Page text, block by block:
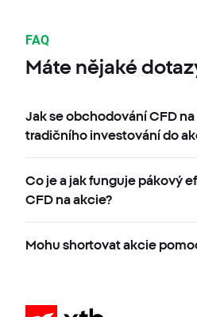
FAQ
Máte nějaké
Jak se obchodování CFD na
tradičního investování do
Co je a jak funguje pákový
CFD na akcie?
Mohu shortovat akcie